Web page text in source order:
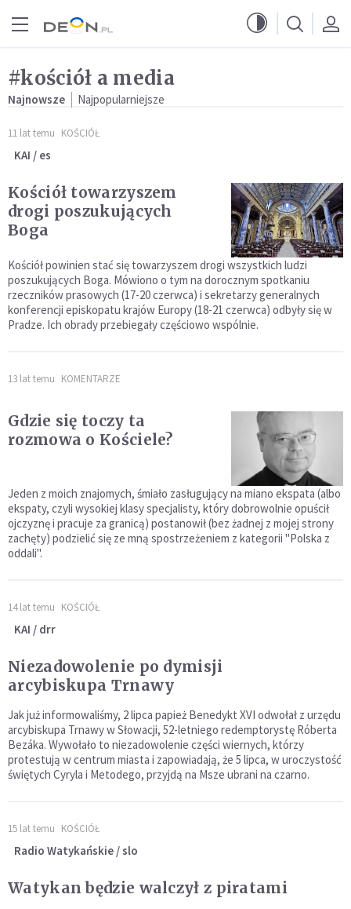
#kościół a media
Najnowsze Najpopularniejsze
11 lat temu KOŚCIÓŁ
KAI / es
Kościół towarzyszem
drogi poszukujących
Boga
Kościół powinien stać się towarzyszem drogi wszystkich ludzi
poszukujących Boga. Mówiono o tym na dorocznym spotkaniu
rzeczników prasowych (17-20 czerwca) i sekretarzy generalnych
konferencji episkopatu krajów Europy (18-21 czerwca) odbyły się w
Pradze. Ich obrady przebiegały częściowo wspólnie.
13 lat temu KOMENTARZE
Gdzie się toczy ta
rozmowa o Kościele?
Jeden z moich znajomych, śmiało zasługujący na miano ekspata (albo
ekspaty, czyli wysokiej klasy specjalisty, który dobrowolnie opuścił
ojczyznę i pracuje za granicą) postanowił (bez żadnej z mojej strony
zachęty) podzielić się ze mną spostrzeżeniem z kategorii "Polska z
oddali".
14 lat temu KOŚCIÓŁ
KAI / drr
Niezadowolenie po dymisji
arcybiskupa Trnawy
Jak już informowaliśmy, 2 lipca papież Benedykt XVI odwołał z urzędu
arcybiskupa Trnawy w Słowacji, 52-letniego redemptorystę Róberta
Bezáka. Wywołało to niezadowolenie części wiernych, którzy
protestują w centrum miasta i zapowiadają, że 5 lipca, w uroczystość
świętych Cyryla i Metodego, przyjdą na Msze ubrani na czarno.
15 lat temu KOŚCIÓŁ
Radio Watykańskie / slo
Watykan będzie walczył z piratami